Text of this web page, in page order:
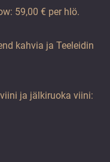
59,00 € per hlö.
kahvia ja Teeleidin
ja jälkiruoka viini: